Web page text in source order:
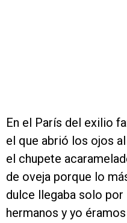
En el París del exilio
el que abrió los ojos
el chupete
de oveja porque lo
dulce llegaba solo
hermanos y yo